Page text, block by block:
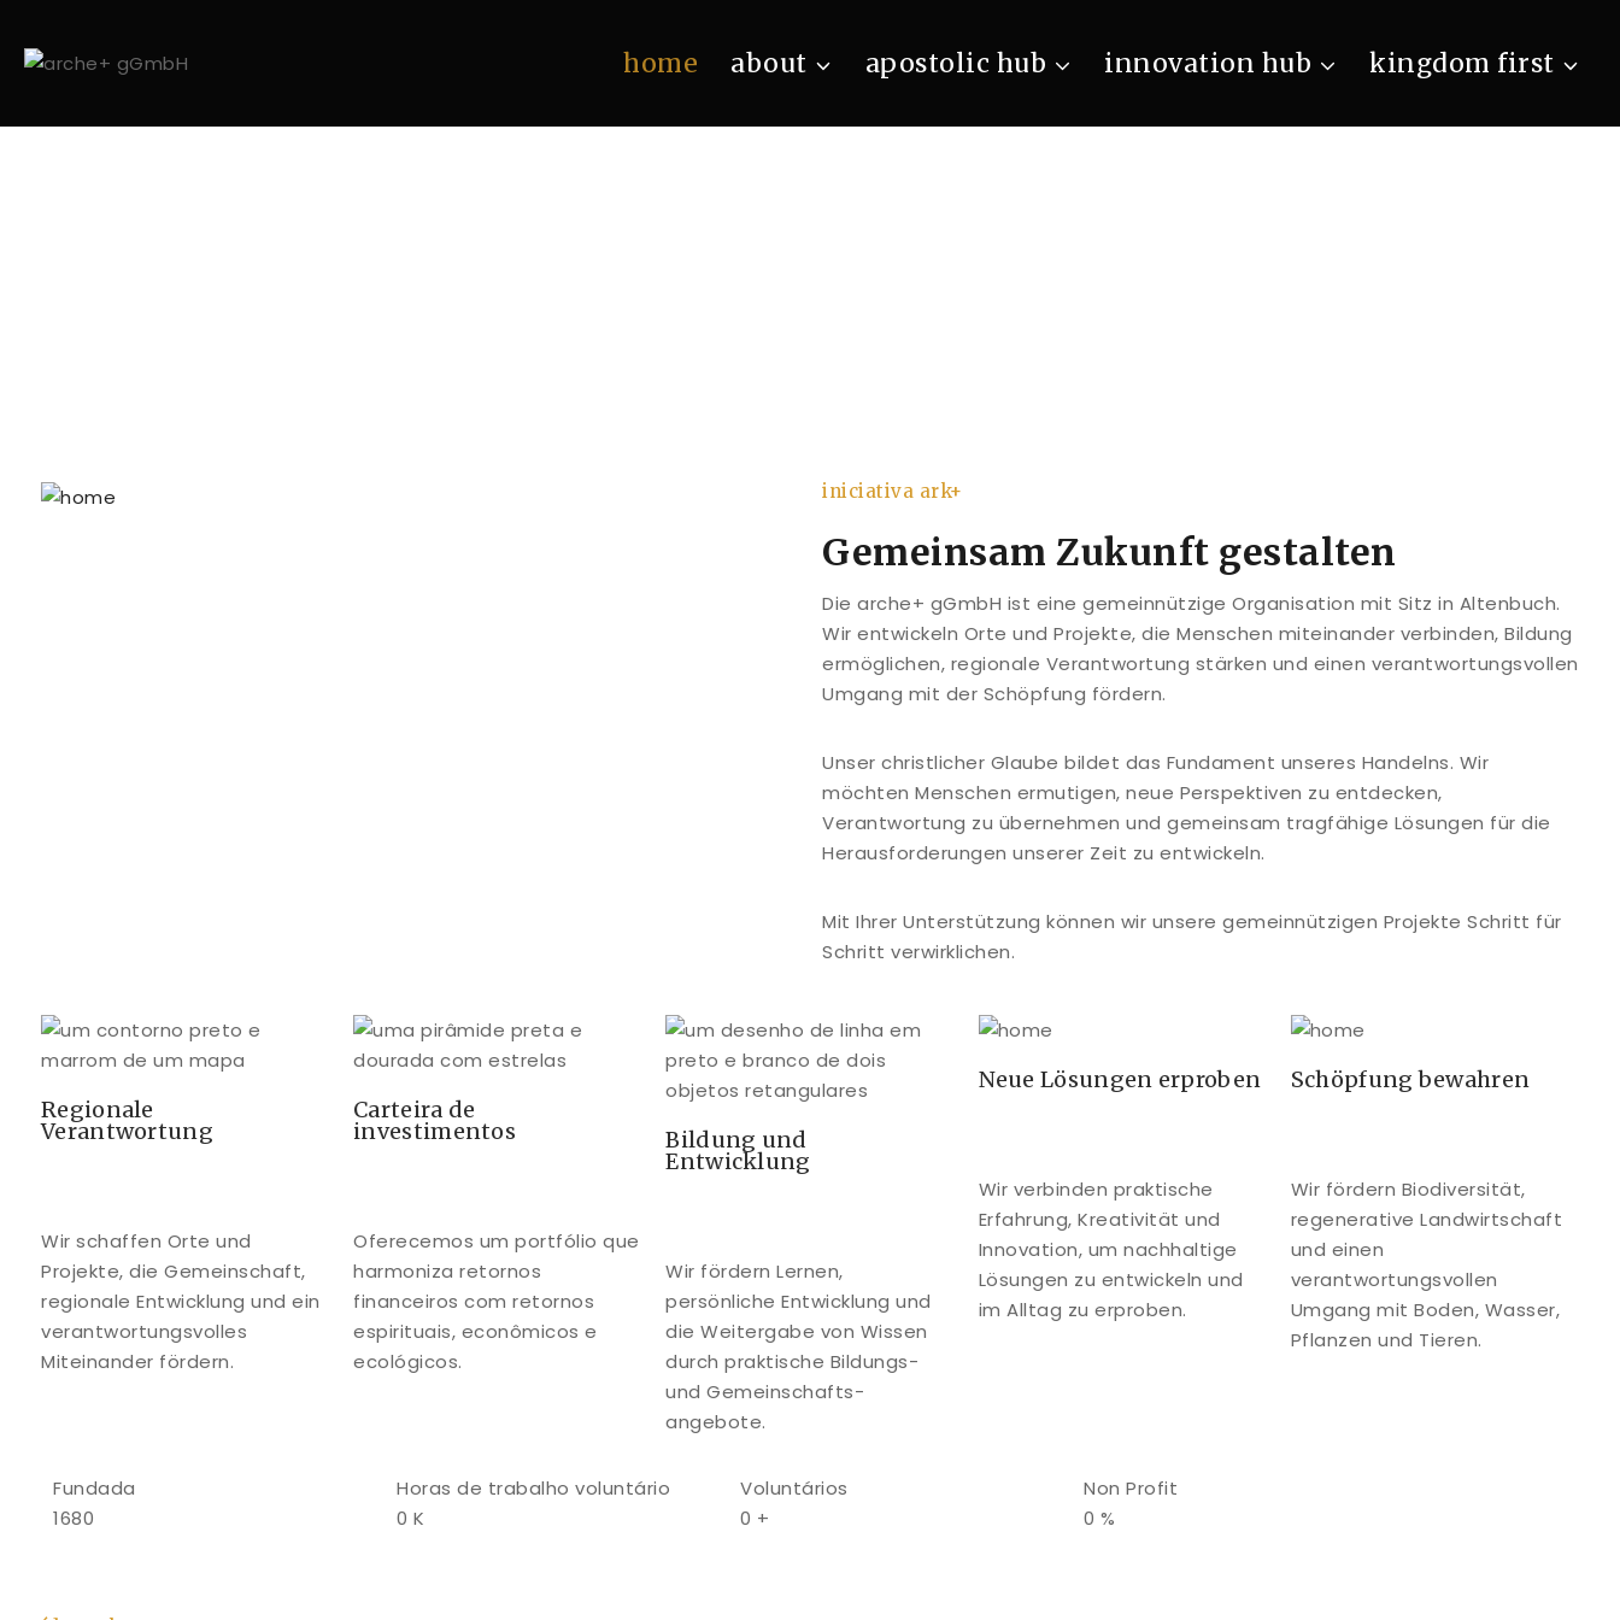
home about apostolic hub innovation hub kingdom first
iniciativa ark+
Gemeinsam Zukunft gestalten
Die arche+ gGmbH ist eine gemeinnützige Organisation mit Sitz in Altenbuch.
Wir entwickeln Orte und Projekte, die Menschen miteinander verbinden, Bildung
ermöglichen, regionale Verantwortung stärken und einen verantwortungsvollen
Umgang mit der Schöpfung fördern.
Unser christlicher Glaube bildet das Fundament unseres Handelns. Wir
möchten Menschen ermutigen, neue Perspektiven zu entdecken,
Verantwortung zu übernehmen und gemeinsam tragfähige Lösungen für die
Herausforderungen unserer Zeit zu entwickeln.
Mit Ihrer Unterstützung können wir unsere gemeinnützigen Projekte Schritt für
Schritt verwirklichen.
Regionale
Verantwortung
Wir schaffen Orte und
Projekte, die Gemeinschaft,
regionale Entwicklung und ein
verantwortungsvolles
Miteinander fördern.
Carteira de
investimentos
Oferecemos um portfólio que
harmoniza retornos
financeiros com retornos
espirituais, econômicos e
ecológicos.
Bildung und
Entwicklung
Wir fördern Lernen,
persönliche Entwicklung und
die Weitergabe von Wissen
durch praktische Bildungs-
und Gemeinschafts-
angebote.
Neue Lösungen erproben
Wir verbinden praktische
Erfahrung, Kreativität und
Innovation, um nachhaltige
Lösungen zu entwickeln und
im Alltag zu erproben.
Schöpfung bewahren
Wir fördern Biodiversität,
regenerative Landwirtschaft
und einen
verantwortungsvollen
Umgang mit Boden, Wasser,
Pflanzen und Tieren.
Fundada
1680
Horas de trabalho voluntário
0 K
Voluntários
0 +
Non Profit
0 %